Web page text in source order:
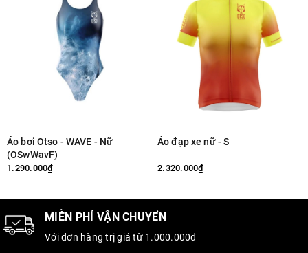
Áo bơi Otso - WAVE - Nữ
(OSwWavF)
1.290.000₫
Áo đạp xe nữ - S
2.320.000₫
MIỄN PHÍ VẬN CHUYỂN
Với đơn hàng trị giá từ 1.000.000đ